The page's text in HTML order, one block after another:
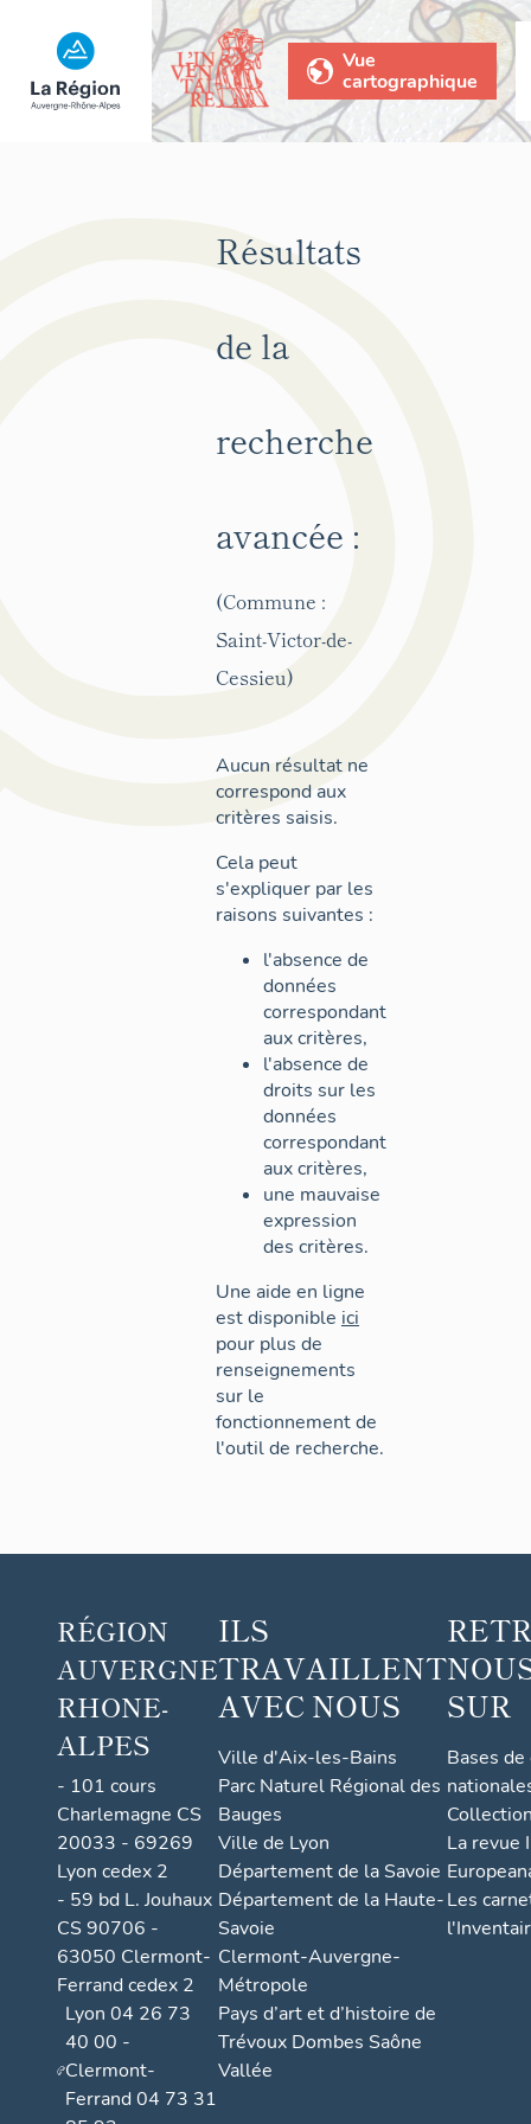
Vue
cartographique
Résultats
de la
recherche
avancée :
(Commune :
Saint-Victor-de-
Cessieu)
Aucun résultat ne
correspond aux
critères saisis.
Cela peut
s'expliquer par les
raisons suivantes :
l'absence de
données
correspondant
aux critères,
l'absence de
droits sur les
données
correspondant
aux critères,
une mauvaise
expression
des critères.
Une aide en ligne
est disponible ici
pour plus de
renseignements
sur le
fonctionnement de
l'outil de recherche.
RÉGION
AUVERGNE
RHONE-
ALPES
- 101 cours
Charlemagne CS
20033 - 69269
Lyon cedex 2
- 59 bd L. Jouhaux
CS 90706 -
63050 Clermont-
Ferrand cedex 2
Lyon 04 26 73
40 00 -
Clermont-
Ferrand 04 73 31
ILS
TRAVAILLENT
AVEC NOUS
Ville d'Aix-les-Bains
Parc Naturel Régional des
Bauges
Ville de Lyon
Département de la Savoie
Département de la Haute-
Savoie
Clermont-Auvergne-
Métropole
Pays d’art et d’histoire de
Trévoux Dombes Saône
Vallée
SUR
Bases
La revue
Les